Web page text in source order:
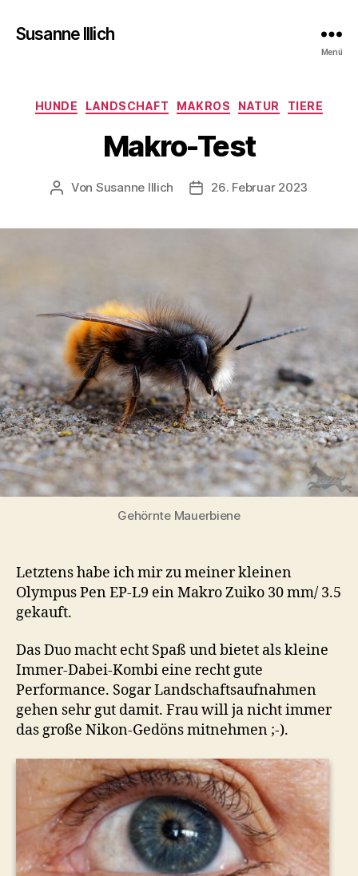
Susanne Illich
Menü
Kategorien
HUNDE LANDSCHAFT MAKROS NATUR TIERE
Makro-Test
Beitragsautor
Von Susanne Illich Veröffentlichungsdatum
26. Februar 2023
Gehörnte Mauerbiene
Letztens habe ich mir zu meiner kleinen
Olympus Pen EP-L9 ein Makro Zuiko 30 mm/ 3.5
gekauft.
Das Duo macht echt Spaß und bietet als kleine
Immer-Dabei-Kombi eine recht gute
Performance. Sogar Landschaftsaufnahmen
gehen sehr gut damit. Frau will ja nicht immer
das große Nikon-Gedöns mitnehmen ;-).